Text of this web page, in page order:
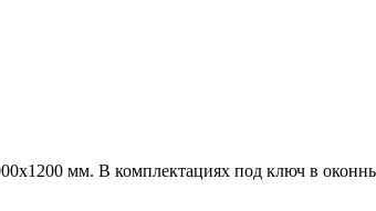
мм. В комплектациях под ключ в